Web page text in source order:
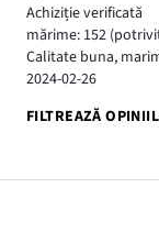
Achiziție verificată
mărime: 152
Calitate buna,
2024-02-26
FILTREAZĂ